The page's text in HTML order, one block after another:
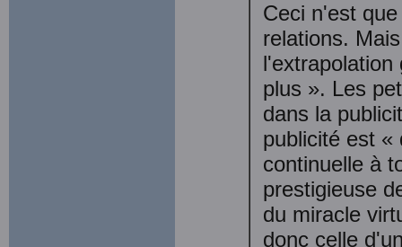
Ceci n'est
relations.
l'extrapolation
plus ». Les
dans la
publicité est «
continuelle à
prestigieuse
du miracle
donc celle